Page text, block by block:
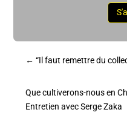
←“Il faut remettre du
Que cultiverons-nous en
Entretien avec Serge Zaka